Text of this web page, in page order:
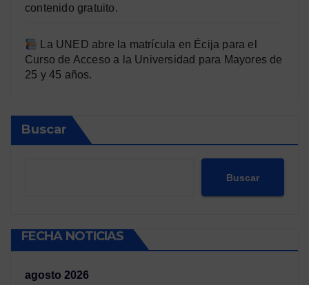
contenido gratuito.
La UNED abre la matrícula en Écija para el
Curso de Acceso a la Universidad para Mayores de
25 y 45 años.
Buscar
Buscar
FECHA NOTICIAS
agosto 2026